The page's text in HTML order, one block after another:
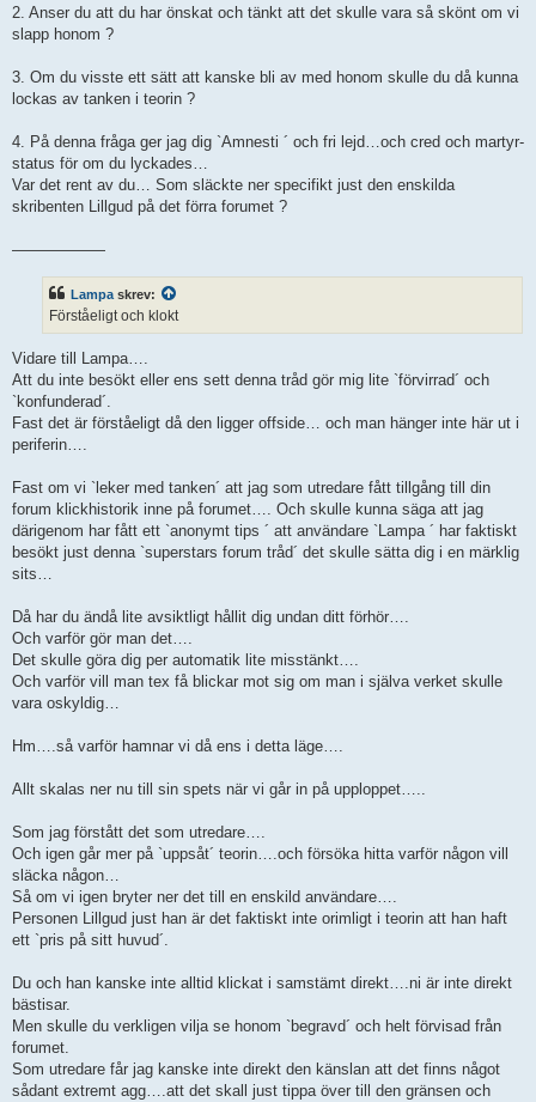
2. Anser du att du har önskat och tänkt att det skulle vara så skönt om vi
slapp honom ?
3. Om du visste ett sätt att kanske bli av med honom skulle du då kunna
lockas av tanken i teorin ?
4. På denna fråga ger jag dig `Amnesti ´ och fri lejd…och cred och martyr-
status för om du lyckades…
Var det rent av du… Som släckte ner specifikt just den enskilda
skribenten Lillgud på det förra forumet ?
——————
Lampa skrev:
Förståeligt och klokt
Vidare till Lampa….
Att du inte besökt eller ens sett denna tråd gör mig lite `förvirrad´ och
`konfunderad´.
Fast det är förståeligt då den ligger offside… och man hänger inte här ut i
periferin….
Fast om vi `leker med tanken´ att jag som utredare fått tillgång till din
forum klickhistorik inne på forumet…. Och skulle kunna säga att jag
därigenom har fått ett `anonymt tips ´ att användare `Lampa ´ har faktiskt
besökt just denna `superstars forum tråd´ det skulle sätta dig i en märklig
sits…
Då har du ändå lite avsiktligt hållit dig undan ditt förhör….
Och varför gör man det….
Det skulle göra dig per automatik lite misstänkt….
Och varför vill man tex få blickar mot sig om man i själva verket skulle
vara oskyldig…
Hm….så varför hamnar vi då ens i detta läge….
Allt skalas ner nu till sin spets när vi går in på upploppet…..
Som jag förstått det som utredare….
Och igen går mer på `uppsåt´ teorin….och försöka hitta varför någon vill
släcka någon…
Så om vi igen bryter ner det till en enskild användare….
Personen Lillgud just han är det faktiskt inte orimligt i teorin att han haft
ett `pris på sitt huvud´.
Du och han kanske inte alltid klickat i samstämt direkt….ni är inte direkt
bästisar.
Men skulle du verkligen vilja se honom `begravd´ och helt förvisad från
forumet.
Som utredare får jag kanske inte direkt den känslan att det finns något
sådant extremt agg….att det skall just tippa över till den gränsen och